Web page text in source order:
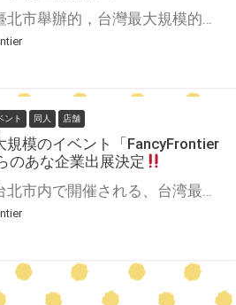
在台灣臺北市舉辦的，台灣最大規模的同人誌即賣會「FancyFrontier」 近年來逐漸備受日本企業與作家們矚目的同人活動 虎之穴今年當然也會在企業攤與大家見面！ 今年也準備了更多與「虎之穴台北店」的連動活動及各種充滿魅力的商品，等待大家的光臨！
ント 同人 店舗
規模のイベント「FancyFrontier
のあな企業出展決定
台湾・台北市内で開催される、台湾最大規模の同人誌即売会「ファンシーフロンティア」！ 今回で開催33回目を迎える本イベントに、虎の穴は今年も企業出展いたします！ 台湾現地でしか買えない「限定グッズ」の用意はもちろんのこと、 昨年開店したばかりの「とらのあな台北店」との連動企画など、イベント盛りだくさんでお送りします。